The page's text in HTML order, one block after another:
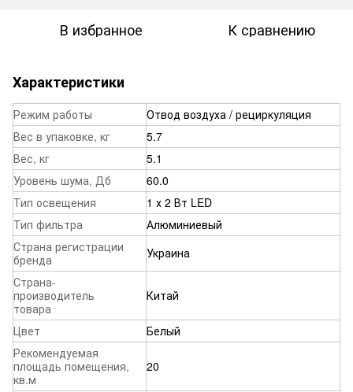
В избранное К сравнению
Характеристики
Режим работы
Отвод воздуха / рециркуляция
Вес в упаковке, кг
5.7
Вес, кг
5.1
Уровень шума, Дб
60.0
Тип освещения
1 х 2 Вт LED
Тип фильтра
Алюминиевый
Страна регистрации
бренда
Украина
Страна-
производитель
товара
Китай
Цвет
Белый
Рекомендуемая
площадь помещения,
кв.м
20